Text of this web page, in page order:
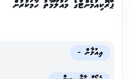
ޕްރޮކިއުމެންޓްގެ މައުލޫމާތު ހާމަކުރުން
އިއުލާން -